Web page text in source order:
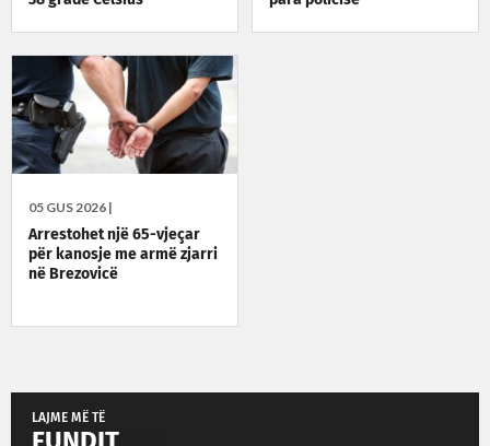
05 GUS 2026 |
Arrestohet një 65-vjeçar
për kanosje me armë zjarri
në Brezovicë
LAJME MË TË